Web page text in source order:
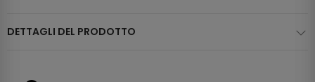
DETTAGLI DEL PRODOTTO